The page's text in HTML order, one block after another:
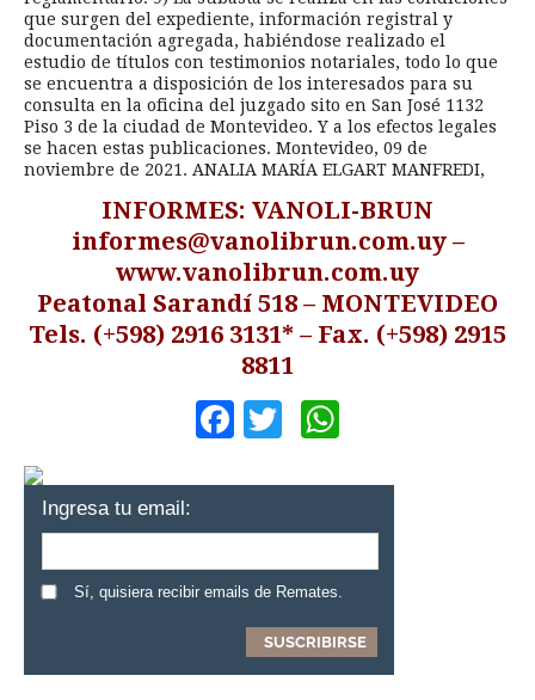
que surgen del expediente, información registral y
documentación agregada, habiéndose realizado el
estudio de títulos con testimonios notariales, todo lo que
se encuentra a disposición de los interesados para su
consulta en la oficina del juzgado sito en San José 1132
Piso 3 de la ciudad de Montevideo. Y a los efectos legales
se hacen estas publicaciones. Montevideo, 09 de
noviembre de 2021. ANALIA MARÍA ELGART MANFREDI,
INFORMES: VANOLI-BRUN
informes@vanolibrun.com.uy–
www.vanolibrun.com.uy
Peatonal Sarandí 518 – MONTEVIDEO
Tels. (+598) 2916 3131* – Fax. (+598) 2915
8811
Facebook
Twitter
Ingresa tu email:
Sí, quisiera recibir emails de Remates.